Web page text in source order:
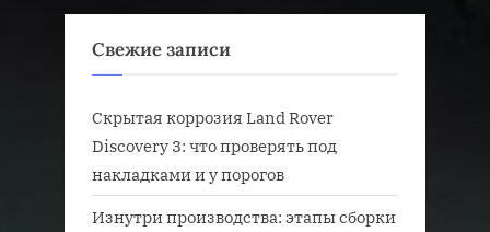
Свежие записи
Скрытая коррозия Land Rover
Discovery 3: что проверять под
накладками и у порогов
Изнутри производства: этапы сборки